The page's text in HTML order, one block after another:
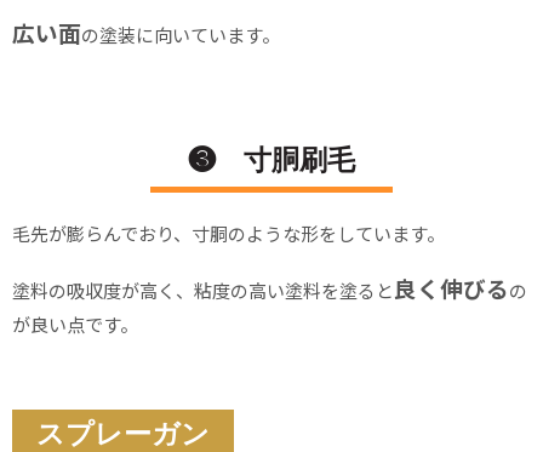
広い面の塗装に向いています。
❸ 寸胴刷毛
毛先が膨らんでおり、寸胴のような形をしています。
塗料の吸収度が高く、粘度の高い塗料を塗ると良く伸びるの
が良い点です。
スプレーガン